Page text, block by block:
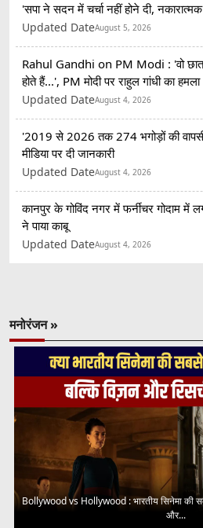
'सपा ने सदन में चर्चा नहीं होने दी,
Updated DateAugust 5, 2026
Rahul Gandhi on PM Modi : 'वो
होते हैं...', PM मोदी पर राहुल गांधी का हमला
Updated DateAugust 4, 2026
'2019 से 2026 तक 274 भगोड़ों की
मीडिया पर दी जानकारी
Updated DateAugust 4, 2026
कानपुर के गोविंद नगर में फर्नीचर गोदाम में
ने पाया काबू
Updated DateAugust 4, 2026
मनोरंजन »
Bollywood vs Hollywood : भारतीय सिनेमा की
और...